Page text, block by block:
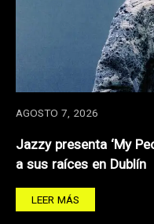
AGOSTO 7, 2026
Jazzy presenta ‘My
a sus raíces en Dublín
LEER MÁS